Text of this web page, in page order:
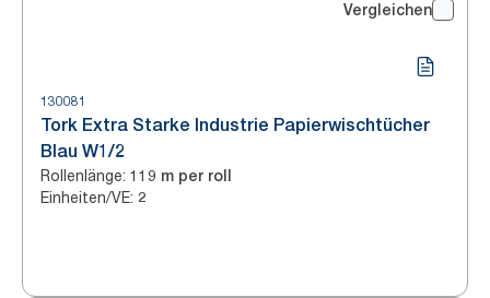
Vergleichen
130081
Tork Extra Starke Industrie Papierwischtücher
Blau W1/2
Rollenlänge: 119 m per roll
Einheiten/VE: 2